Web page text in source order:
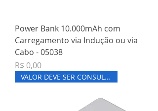
Power Bank 10.000mAh com
Carregamento via Indução ou via
Cabo - 05038
Preço
R$ 0,00
VALOR DEVE SER CONSULTADO